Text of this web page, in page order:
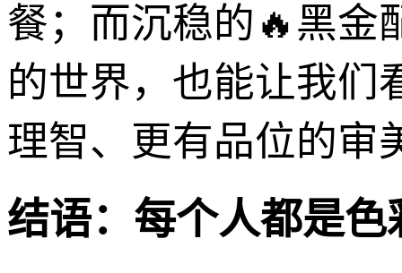
餐；而沉稳的🔥黑金
的世界，也能让我们
理智、更有品位的审
结语：每个人都是色